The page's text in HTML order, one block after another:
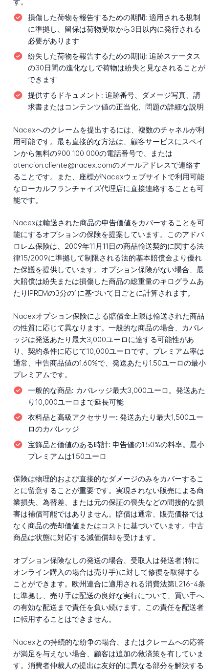
す。
損傷した荷物を報告するための期間: 適用される規制
に準拠し、留保は荷物受取から3日以内に発行される
必要があります
紛失した荷物を報告するための期間: 追跡ステータス
の30日間の進化なしで荷物は紛失と見なされることが
できます
提供するドキュメント: 追跡番号、ダメージ写真、請
求書またはコンテンツ値の正当化、問題の詳細な説明
Nacexへのクレームを提出するには、複数のチャネルが利
用可能です。最も直接的な方法は、顧客サービスにスペイ
ンから無料の900 100 000の電話番号で、または
atencion.cliente@nacex.comのメールアドレスで連絡す
ることです。また、座標がNacexウェブサイトで利用可能
なローカルフランチャイズ代理店に直接連絡することも可
能です。
Nacexは輸送された商品の申告価値をカバーすることを可
能にするオプションの保険を提案しています。このアドバ
ロレム保険は、2009年11月11日の商品輸送契約に関する法
律15/2009に準拠して制限される法的基本賠償金より優れ
た保護を提供しています。オプション保険がない場合、最
大賠償は紛失または損傷した商品の総重量のキログラムあ
たりIPREMの3分の1に基づいて日ごとに計算されます。
Nacexオプション保険による賠償金上限は輸送された商品
の性質に応じて異なります。一般的な商品の場合、カバレ
ッジは発送あたり最大3,000ユーロに達する可能性があ
り、契約条件に応じて10,000ユーロです。プレミアム率は
通常、申告商品値の1.60%で、発送あたり1.50ユーロの最小
プレミアムです。
一般的な商品: カバレッジ最大3,000ユーロ。発送あた
り10,000ユーロまで延長可能
衣料品と高級アクセサリー: 発送あたり最大1,500ユー
ロのカバレッジ
宝飾品と価値のある時計: 申告値の1.50%の料率。最小
プレミアムは1.50ユーロ
保険は物理的および直接的なダメージのみをカバーするこ
とに留意することが重要です。実現されない販売による商
業損失、為替差、または元の保証の喪失などの間接的な損
害は補償可能ではありません。賠償は通常、販売価格では
なく商品の売却価値またはコストに基づいています。中古
商品は状態に対応する減価償却を受けます。
オプション保険なしの発送の場合、受取人は発送者(特に
オンライン購入の場合は売り手)に対して修復を取得する
ことができます。欧州連合に適用される消費法第L216-4条
に準拠し、売り手は配送の良好な実行について、買い手へ
の有効な配送まで責任を負い続けます。この責任を配送者
に転用することはできません。
Nacexとの持続的な紛争の場合、またはクレームへの応答
が満足を与えない場合、顧客は追加の救済策を有していま
す。消費者仲裁人の提出は友好的に異なる部分を解決する